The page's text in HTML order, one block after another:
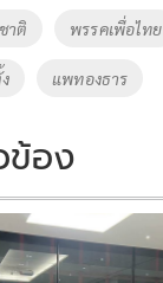
าติ พรรคเพื่อไทย
แพทองธาร
ข้อง